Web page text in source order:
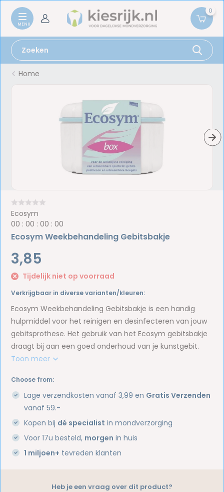
0
Home
Ecosym
00 :00 :00 :00
Ecosym Weekbehandeling Gebitsbakje
3,85
Tijdelijk niet op voorraad
Verkrijgbaar in diverse varianten/kleuren:
Ecosym Weekbehandeling Gebitsbakje is een handig
hulpmiddel voor het reinigen en desinfecteren van jouw
gebitsprothese. Het gebruik van het Ecosym gebitsbakje
draagt bij aan een goed onderhoud van je kunstgebit.
Toon meer
Choose from:
Lage verzendkosten vanaf 3,99 en Gratis Verzenden
vanaf 59.-
Kopen bij dé specialist in mondverzorging
Voor 17u besteld, morgen in huis
1 miljoen+ tevreden klanten
Heb je een vraag over dit product?